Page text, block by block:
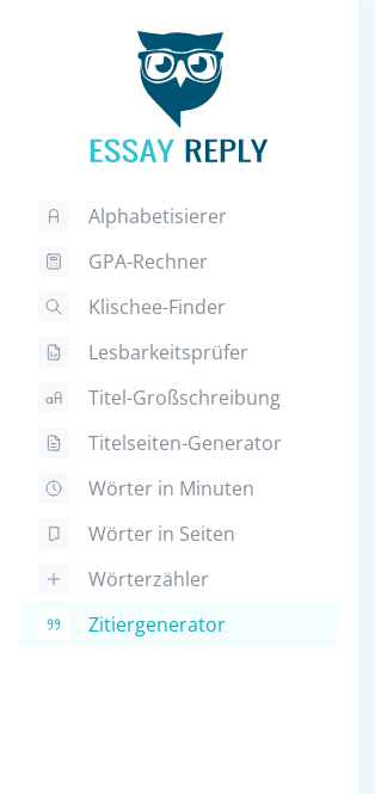
Alphabetisierer
GPA-Rechner
Klischee-Finder
Lesbarkeitsprüfer
Titel-Großschreibung
Titelseiten-Generator
Wörter in Minuten
Wörter in Seiten
Wörterzähler
Zitiergenerator